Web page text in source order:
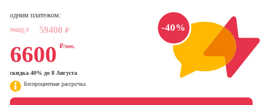
Школа актерского
мастерства
Школа бизнеса и
управления
Менеджер по
маркетингу в
социальных
сетях (SMM-
менеджер)
Специалист по
-40%
одним платежом:
99000 ₽ 59400 ₽
6600 ₽/мес.
скидка 40% до 8 Августа
Беспроцентная рассрочка